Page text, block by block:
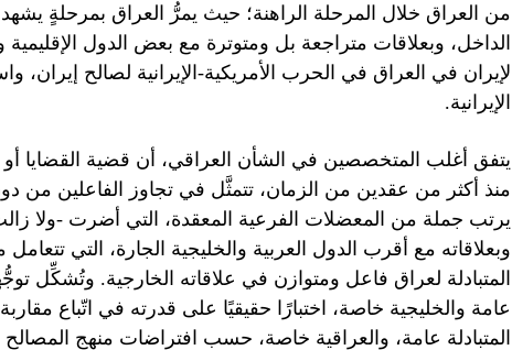
من العراق خلال المرحلة الراهنة؛ حيث يمرُّ العراق بمرحلةٍ
الداخل، وبعلاقات متراجعة بل ومتوترة مع بعض الدول الإقليمية
لإيران في العراق في الحرب الأمريكية-الإيرانية لصالح إيران،
الإيرانية.
يتفق أغلب المتخصصين في الشأن العراقي، أن قضية القضايا أو
منذ أكثر من عقدين من الزمان، تتمثَّل في تجاوز الفاعلين من
يرتب جملة من المعضلات الفرعية المعقدة، التي أضرت -ولا
وبعلاقاته مع أقرب الدول العربية والخليجية الجارة، التي
المتبادلة لعراق فاعل ومتوازن في علاقاته الخارجية. وتُشكِّل
عامة والخليجية خاصة، اختبارًا حقيقيًا على قدرته في اتّباع
المتبادلة عامة، والعراقية خاصة، حسب افتراضات منهج المصالح